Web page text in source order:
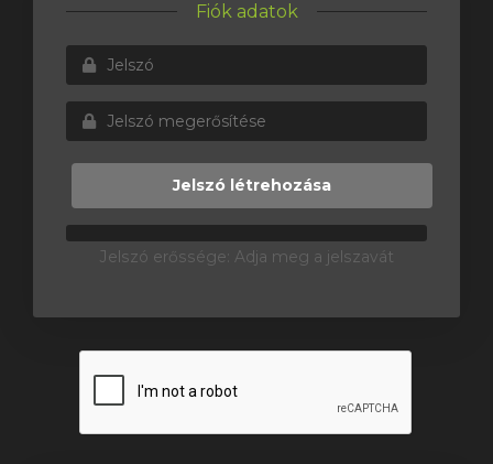
Fiók adatok
Jelszó létrehozása
Jelszó erőssége: Adja meg a jelszavát